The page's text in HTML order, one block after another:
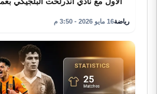
رياضة16 مايو 2026 - 3:50 م